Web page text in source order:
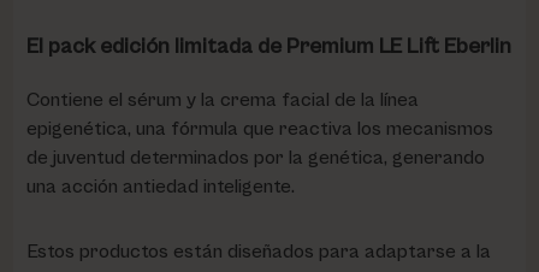
El pack edición limitada de Premium LE Lift Eberlin
Contiene el sérum y la crema facial de la línea
epigenética, una fórmula que reactiva los mecanismos
de juventud determinados por la genética, generando
una acción antiedad inteligente.
Estos productos están diseñados para adaptarse a la